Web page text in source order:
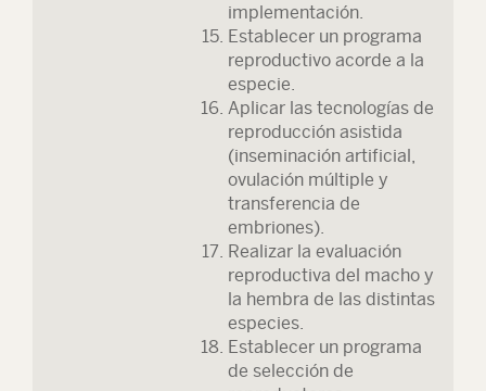
implementación.
Establecer un programa
reproductivo acorde a la
especie.
Aplicar las tecnologías de
reproducción asistida
(inseminación artificial,
ovulación múltiple y
transferencia de
embriones).
Realizar la evaluación
reproductiva del macho y
la hembra de las distintas
especies.
Establecer un programa
de selección de